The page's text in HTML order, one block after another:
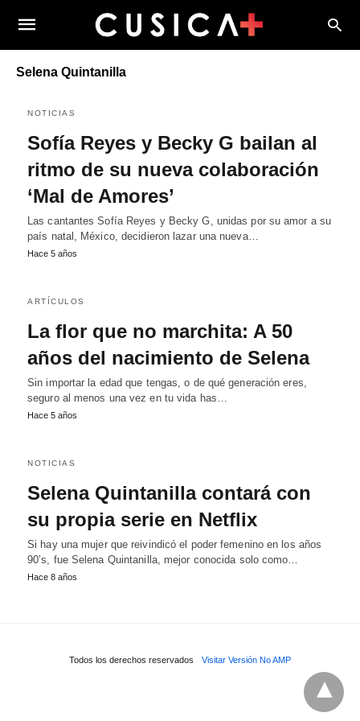
Selena Quintanilla
NOTICIAS
Sofía Reyes y Becky G bailan al
ritmo de su nueva colaboración
‘Mal de Amores’
Las cantantes Sofía Reyes y Becky G, unidas por su amor a su
país natal, México, decidieron lazar una nueva…
Hace 5 años
ARTÍCULOS
La flor que no marchita: A 50
años del nacimiento de Selena
Sin importar la edad que tengas, o de qué generación eres,
seguro al menos una vez en tu vida has…
Hace 5 años
NOTICIAS
Selena Quintanilla contará con
su propia serie en Netflix
Si hay una mujer que reivindicó el poder femenino en los años
90’s, fue Selena Quintanilla, mejor conocida solo como…
Hace 8 años
Todos los derechos reservados Visitar Versión No AMP